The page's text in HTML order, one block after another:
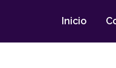
Inicio